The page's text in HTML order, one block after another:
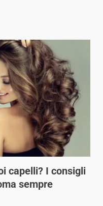
capelli? I consigli
sempre